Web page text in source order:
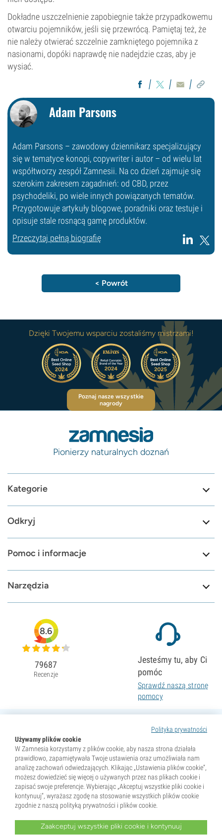
Dokładne uszczelnienie zapobiegnie także przypadkowemu
otwarciu pojemników, jeśli się przewrócą. Pamiętaj też, że
nie należy otwierać szczelnie zamkniętego pojemnika z
nasionami, dopóki naprawdę nie nadejdzie czas, aby je
wysiać.
Adam Parsons
Adam Parsons – zawodowy dziennikarz specjalizujący
się w tematyce konopi, copywriter i autor – od wielu lat
współtworzy zespół Zamnesii. Na co dzień zajmuje się
szerokim zakresem zagadnień: od CBD, przez
psychodeliki, po wiele innych powiązanych tematów.
Przygotowuje artykuły blogowe, poradniki oraz testuje i
opisuje stale rosnącą gamę produktów.
Przeczytaj pełną biografię
< Powrót
Dzięki Twojemu wsparciu zostaliśmy mistrzami!
Poznaj nasze wszystkie
nagrody
Pionierzy naturalnych doznań
Kategorie
Odkryj
Pomoc i informacje
Narzędzia
Polityka prywatności
Używamy plików cookie
W Zamnesia korzystamy z plików cookie, aby nasza strona działała
prawidłowo, zapamiętywała Twoje ustawienia oraz umożliwiała nam
analizę zachowań odwiedzających. Klikając „Ustawienia plików cookie”,
możesz dowiedzieć się więcej o używanych przez nas plikach cookie i
zapisać swoje preferencje. Wybierając „Akceptuj wszystkie pliki cookie i
kontynuuj”, wyrażasz zgodę na stosowanie wszystkich plików cookie
zgodnie z naszą polityką prywatności i plików cookie.
Zaakceptuj wszystkie pliki cookie i kontynuuj
8.6
79687
Recenzje
Jesteśmy tu, aby Ci
pomóc
Sprawdź naszą stronę
pomocy
* Nasiona są sprzedawane wyłącznie jako pamiątki. Kiełkowanie nasion jest nielegalne w wielu krajach.